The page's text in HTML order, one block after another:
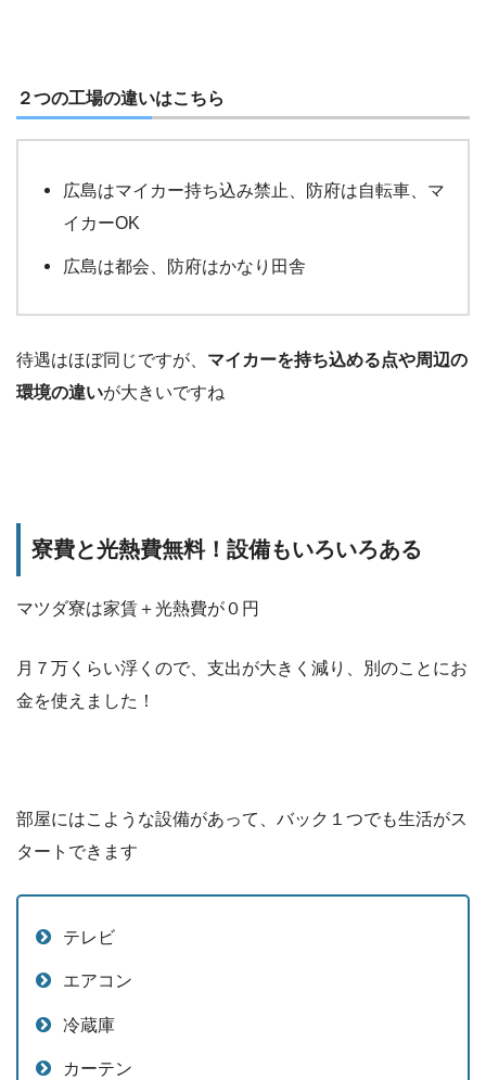
２つの工場の違いはこちら
広島はマイカー持ち込み禁止、防府は自転車、マ
イカーOK
広島は都会、防府はかなり田舎
待遇はほぼ同じですが、 マイカーを持ち込める点や周辺の
環境の違いが大きいですね
寮費と光熱費無料！設備もいろいろある
マツダ寮は家賃＋光熱費が０円
月７万くらい浮くので、支出が大きく減り、別のことにお
金を使えました！
部屋にはこような設備があって、バック１つでも生活がス
タートできます
テレビ
エアコン
冷蔵庫
カーテン